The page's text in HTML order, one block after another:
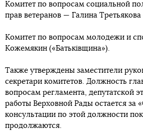
Комитет по вопросам социальной
прав ветеранов — Галина
Комитет по вопросам молодежи и
Кожемякин («Батьківщина»).
Также утверждены заместители
секретари комитетов. Должность
вопросам регламента, депутатской
работы Верховной Рады остается за
консультации по этой должности
продолжаются.